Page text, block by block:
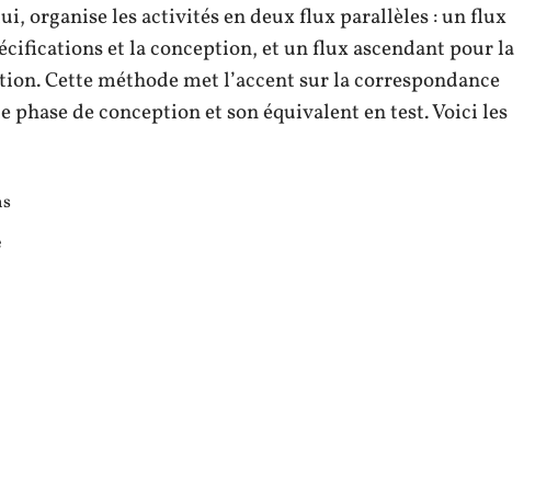
organise les activités en deux flux parallèles : un flux
et la conception, et un flux ascendant pour la
Cette méthode met l’accent sur la correspondance
phase de conception et son équivalent en test. Voici les